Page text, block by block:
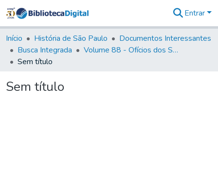
&
Coleções
Tudo na
Entrar
Início História de São Paulo
Documentos Interessantes
Busca Integrada
Volume 88 - Ofícios dos Senhores Governadores Interinos da Capitania de São Paulo (1817- 1819)
Sem título
Sem título